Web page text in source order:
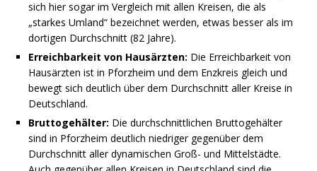
sich hier sogar im Vergleich mit allen Kreisen, die als
„starkes Umland“ bezeichnet werden, etwas besser als im
dortigen Durchschnitt (82 Jahre).
Erreichbarkeit von Hausärzten: Die Erreichbarkeit von
Hausärzten ist in Pforzheim und dem Enzkreis gleich und
bewegt sich deutlich über dem Durchschnitt aller Kreise in
Deutschland.
Bruttogehälter: Die durchschnittlichen Bruttogehälter
sind in Pforzheim deutlich niedriger gegenüber dem
Durchschnitt aller dynamischen Groß- und Mittelstädte.